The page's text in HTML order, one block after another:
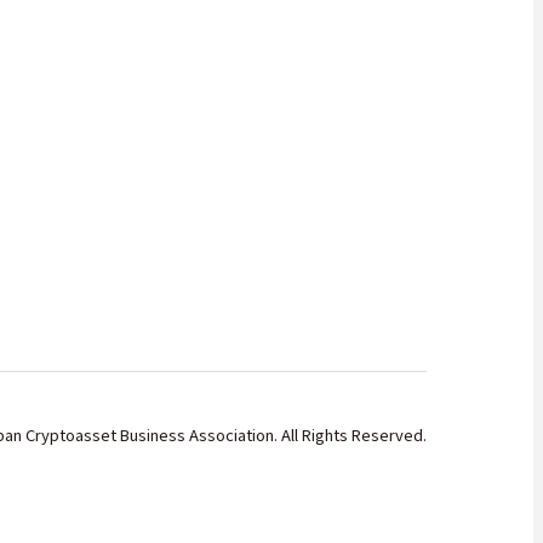
Cryptoasset Business Association. All Rights Reserved.